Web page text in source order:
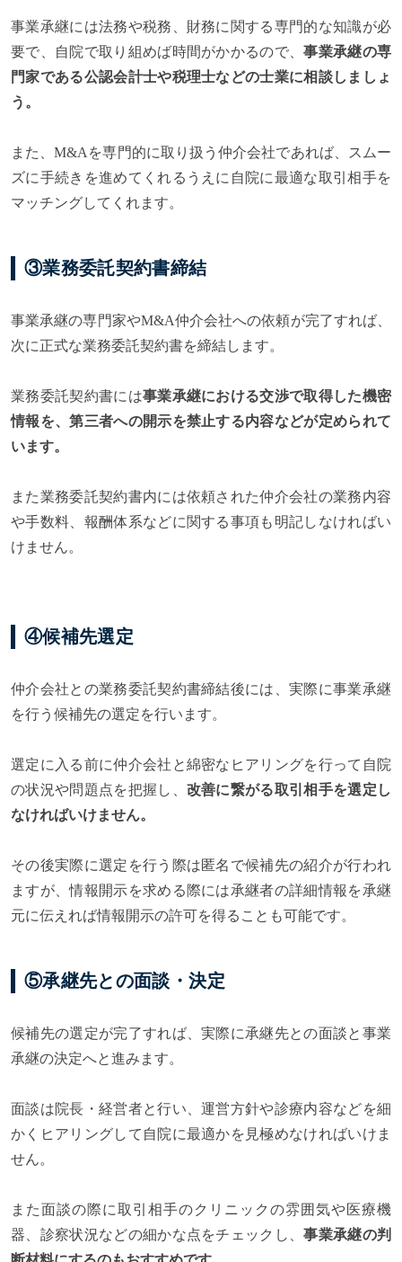
事業承継には法務や税務、財務に関する専門的な知識が必
要で、自院で取り組めば時間がかかるので、事業承継の専
門家である公認会計士や税理士などの士業に相談しましょ
う。
また、M&Aを専門的に取り扱う仲介会社であれば、スムー
ズに手続きを進めてくれるうえに自院に最適な取引相手を
マッチングしてくれます。
③業務委託契約書締結
事業承継の専門家やM&A仲介会社への依頼が完了すれば、
次に正式な業務委託契約書を締結します。
業務委託契約書には事業承継における交渉で取得した機密
情報を、第三者への開示を禁止する内容などが定められて
います。
また業務委託契約書内には依頼された仲介会社の業務内容
や手数料、報酬体系などに関する事項も明記しなければい
けません。
④候補先選定
仲介会社との業務委託契約書締結後には、実際に事業承継
を行う候補先の選定を行います。
選定に入る前に仲介会社と綿密なヒアリングを行って自院
の状況や問題点を把握し、 改善に繋がる取引相手を選定し
なければいけません。
その後実際に選定を行う際は匿名で候補先の紹介が行われ
ますが、情報開示を求める際には承継者の詳細情報を承継
元に伝えれば情報開示の許可を得ることも可能です。
⑤承継先との面談・決定
候補先の選定が完了すれば、実際に承継先との面談と事業
承継の決定へと進みます。
面談は院長・経営者と行い、運営方針や診療内容などを細
かくヒアリングして自院に最適かを見極めなければいけま
せん。
また面談の際に取引相手のクリニックの雰囲気や医療機
器、診察状況などの細かな点をチェックし、事業承継の判